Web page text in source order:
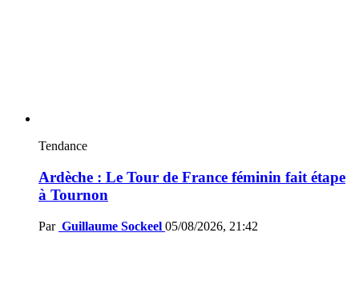
Tendance
Ardèche : Le Tour de France féminin fait étape
à Tournon
Par Guillaume Sockeel 05/08/2026, 21:42